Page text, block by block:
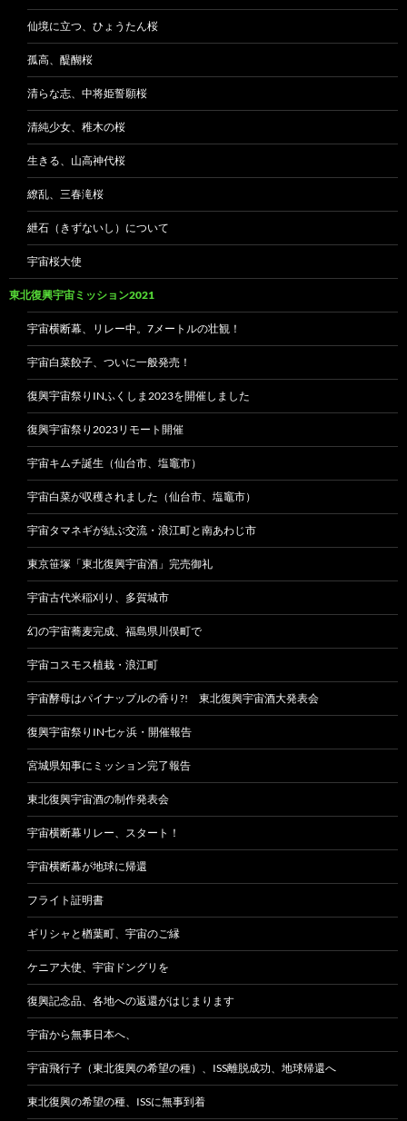
仙境に立つ、ひょうたん桜
孤高、醍醐桜
清らな志、中将姫誓願桜
清純少女、稚木の桜
生きる、山高神代桜
繚乱、三春滝桜
紲石（きずないし）について
宇宙桜大使
東北復興宇宙ミッション2021
宇宙横断幕、リレー中。7メートルの壮観！
宇宙白菜餃子、ついに一般発売！
復興宇宙祭りINふくしま2023を開催しました
復興宇宙祭り2023リモート開催
宇宙キムチ誕生（仙台市、塩竈市）
宇宙白菜が収穫されました（仙台市、塩竈市）
宇宙タマネギが結ぶ交流・浪江町と南あわじ市
東京笹塚「東北復興宇宙酒」完売御礼
宇宙古代米稲刈り、多賀城市
幻の宇宙蕎麦完成、福島県川俣町で
宇宙コスモス植栽・浪江町
宇宙酵母はパイナップルの香り?! 東北復興宇宙酒大発表会
復興宇宙祭りIN七ヶ浜・開催報告
宮城県知事にミッション完了報告
東北復興宇宙酒の制作発表会
宇宙横断幕リレー、スタート！
宇宙横断幕が地球に帰還
フライト証明書
ギリシャと楢葉町、宇宙のご縁
ケニア大使、宇宙ドングリを
復興記念品、各地への返還がはじまります
宇宙から無事日本へ、
宇宙飛行子（東北復興の希望の種）、ISS離脱成功、地球帰還へ
東北復興の希望の種、ISSに無事到着